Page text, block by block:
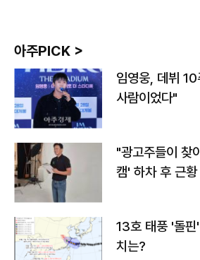
아주PICK >
임영웅, 데뷔
사람이었다"
"광고주들이 찾
캠' 하차 후 근황
13호 태풍 '돌핀
치는?